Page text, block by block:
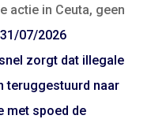
actie in Ceuta, geen
31/07/2026
zorgt dat illegale
teruggestuurd naar
met spoed de